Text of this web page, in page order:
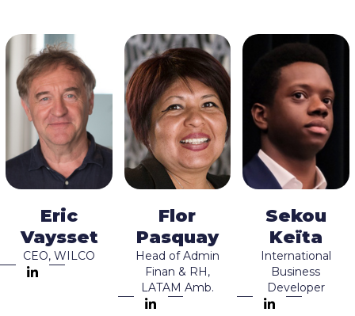
Eric
Vaysset
CEO, WILCO
Flor
Pasquay
Head of Admin
Finan & RH,
LATAM Amb.
Sekou
Keïta
International
Business
Developer